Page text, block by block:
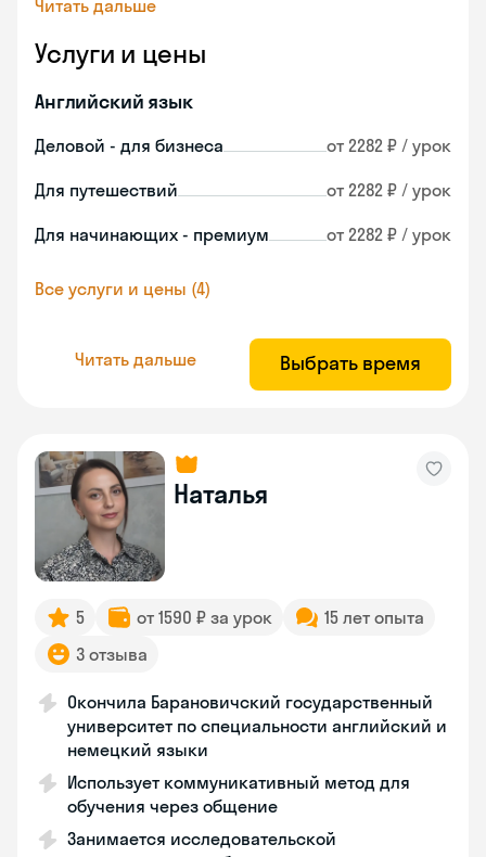
Читать дальше
Услуги и цены
Английский язык
Деловой - для бизнеса от 2282 ₽ / урок
Для путешествий от 2282 ₽ / урок
Для начинающих - премиум от 2282 ₽ / урок
Все услуги и цены (4)
Читать дальше Выбрать время
Наталья
5 от 1590 ₽ за урок
15 лет опыта
3 отзыва
Окончила Барановичский государственный
университет по специальности английский и
немецкий языки
Использует коммуникативный метод для
обучения через общение
Занимается исследовательской